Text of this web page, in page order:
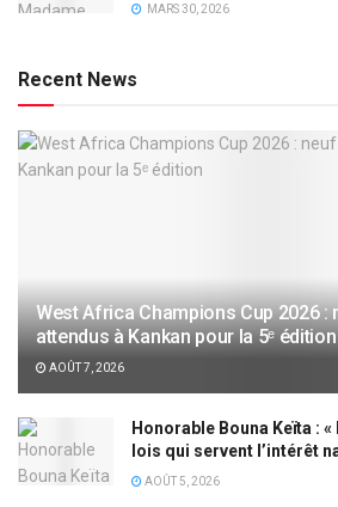
MARS 30, 2026
Recent News
West Africa Champions Cup 2026 :
attendus à Kankan pour la 5ᵉ édition
AOÛT 7, 2026
Honorable Bouna Keïta :
lois qui servent l’intérêt
AOÛT 5, 2026